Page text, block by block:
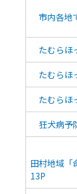
市内各
たむら
たむら
たむら
狂犬病
田村地域
13P